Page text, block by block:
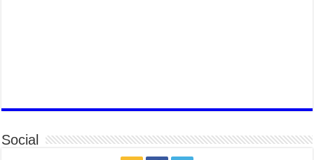
Өв соёлоо тээж яваа уяачдын галаар УИХ-ын
Social